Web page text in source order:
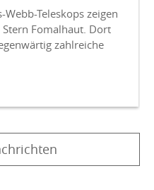
Teleskops zeigen
Fomalhaut. Dort
zahlreiche